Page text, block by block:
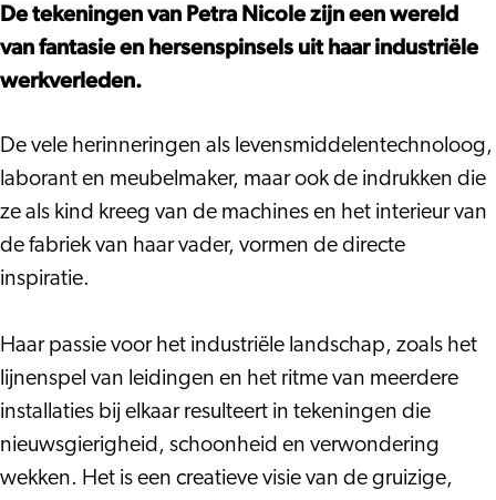
Kleurpotlood
Kleurpotlood
De tekeningen van Petra Nicole zijn een wereld
van fantasie en hersenspinsels uit haar industriële
werkverleden.
De vele herinneringen als levensmiddelentechnoloog,
laborant en meubelmaker, maar ook de indrukken die
ze als kind kreeg van de machines en het interieur van
de fabriek van haar vader, vormen de directe
inspiratie.
Haar passie voor het industriële landschap, zoals het
lijnenspel van leidingen en het ritme van meerdere
installaties bij elkaar resulteert in tekeningen die
nieuwsgierigheid, schoonheid en verwondering
wekken. Het is een creatieve visie van de gruizige,